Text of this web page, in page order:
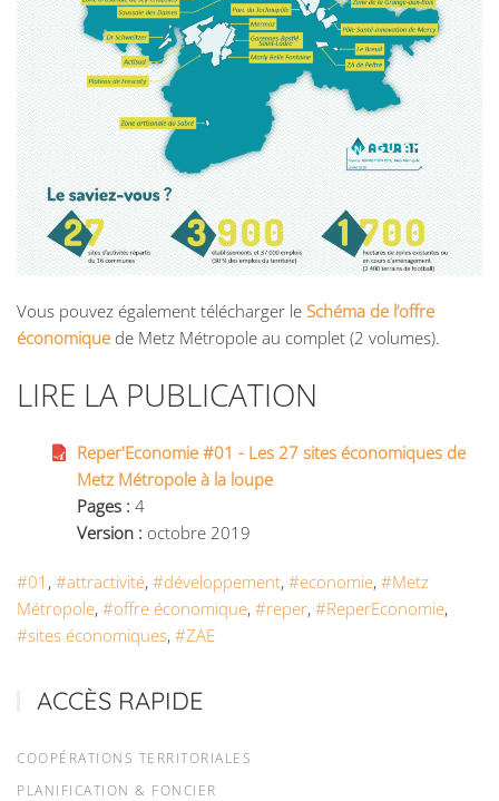
Vous pouvez également télécharger le Schéma de l’offre
économique de Metz Métropole au complet (2 volumes).
LIRE LA PUBLICATION
Reper'Economie #01 - Les 27 sites économiques de
Metz Métropole à la loupe
Pages : 4
Version : octobre 2019
#01 , #attractivité, #développement, #economie, #Metz
Métropole, #offre économique, #reper, #ReperEconomie,
#sites économiques, #ZAE
ACCÈS RAPIDE
COOPÉRATIONS TERRITORIALES
PLANIFICATION & FONCIER